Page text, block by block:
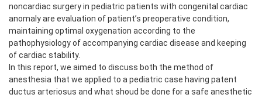
noncardiac surgery in pediatric patients with congenital cardiac
anomaly are evaluation of patient’s preoperative condition,
maintaining optimal oxygenation according to the
pathophysiology of accompanying cardiac disease and keeping
of cardiac stability.
In this report, we aimed to discuss both the method of
anesthesia that we applied to a pediatric case having patent
ductus arteriosus and what shoud be done for a safe anesthetic